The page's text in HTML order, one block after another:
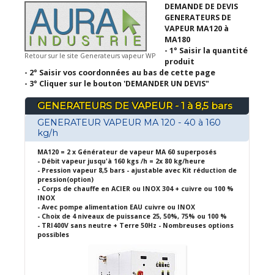
Retour sur le site Generateurs vapeur WP
DEMANDE DE DEVIS
GENERATEURS DE
VAPEUR MA120 à
MA180
- 1° Saisir la quantité
produit
- 2° Saisir vos coordonnées au bas de cette page
- 3° Cliquer sur le bouton 'DEMANDER UN DEVIS"
GENERATEURS DE VAPEUR - 1 à 8,5 bars
GENERATEUR VAPEUR MA 120 - 40 à 160
kg/h
MA120 = 2 x Générateur de vapeur MA 60 superposés
- Débit vapeur jusqu'à 160 kgs /h = 2x 80 kg/heure
- Pression vapeur 8,5 bars - ajustable avec Kit réduction de
pression(option)
- Corps de chauffe en ACIER ou INOX 304 + cuivre ou 100 %
INOX
- Avec pompe alimentation EAU cuivre ou INOX
- Choix de 4 niveaux de puissance 25, 50%, 75% ou 100 %
- TRI400V sans neutre + Terre 50Hz - Nombreuses options
possibles